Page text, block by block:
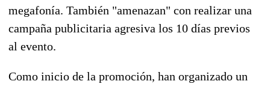
megafonía. También "amenazan" con realizar una
campaña publicitaria agresiva los 10 días previos
al evento.
Como inicio de la promoción, han organizado un